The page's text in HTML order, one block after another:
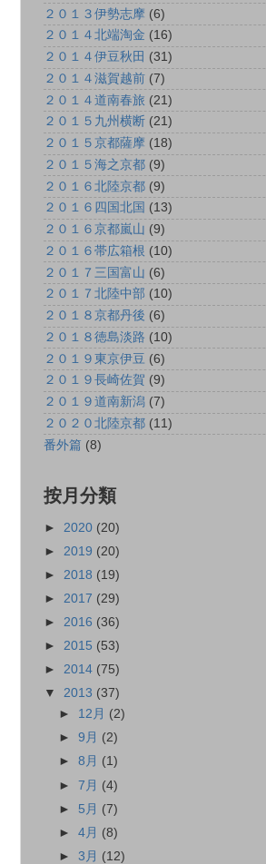
２０１３伊勢志摩 (6)
２０１４北端淘金 (16)
２０１４伊豆秋田 (31)
２０１４滋賀越前 (7)
２０１４道南春旅 (21)
２０１５九州横断 (21)
２０１５京都薩摩 (18)
２０１５海之京都 (9)
２０１６北陸京都 (9)
２０１６四国北国 (13)
２０１６京都嵐山 (9)
２０１６帯広箱根 (10)
２０１７三国富山 (6)
２０１７北陸中部 (10)
２０１８京都丹後 (6)
２０１８徳島淡路 (10)
２０１９東京伊豆 (6)
２０１９長崎佐賀 (9)
２０１９道南新潟 (7)
２０２０北陸京都 (11)
番外篇 (8)
按月分類
► 2020 (20)
► 2019 (20)
► 2018 (19)
► 2017 (29)
► 2016 (36)
► 2015 (53)
► 2014 (75)
▼ 2013 (37)
► 12月 (2)
►9月 (2)
►8月 (1)
►7月 (4)
► 5月 (7)
►4月 (8)
►3月 (12)